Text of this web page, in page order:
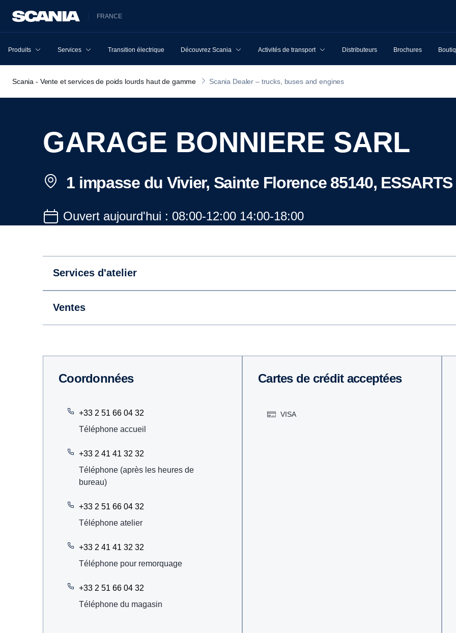
FRANCE
Produits Services Transition électrique Découvrez Scania Activités de transport Distributeurs Brochures
Scania - Vente et services de poids lourds haut de gamme Scania Dealer – trucks, buses and engines
GARAGE BONNIERE SARL
1 impasse du Vivier, Sainte Florence 85140,
Ouvert aujourd'hui : 08:00-12:00 14:00-18:00
Services d'atelier
Ventes
Coordonnées
+33 2 51 66 04 32
Téléphone accueil
+33 2 41 41 32 32
Téléphone (après les heures de
bureau)
+33 2 51 66 04 32
Téléphone atelier
+33 2 41 41 32 32
Téléphone pour remorquage
+33 2 51 66 04 32
Téléphone du magasin
Cartes de crédit acceptées
VISA